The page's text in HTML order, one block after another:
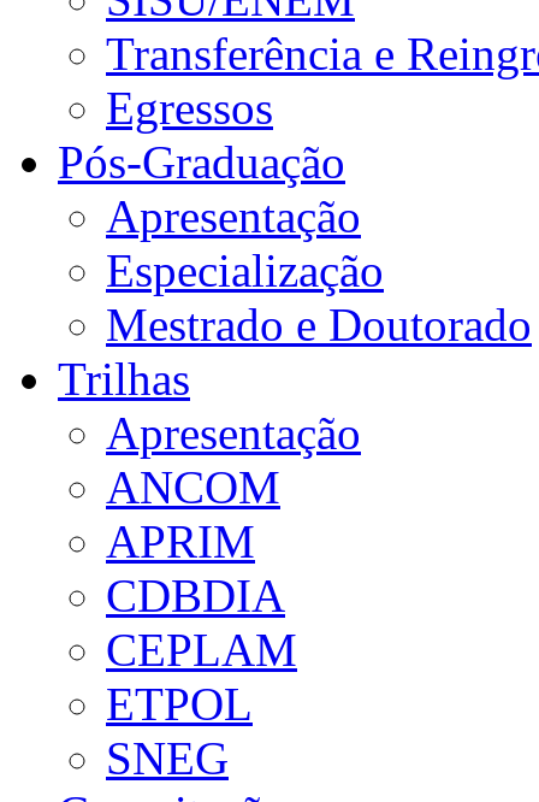
Transferência e
Egressos
Pós-Graduação
Apresentação
Especialização
Mestrado e Doutorado
Trilhas
Apresentação
ANCOM
APRIM
CDBDIA
CEPLAM
ETPOL
SNEG